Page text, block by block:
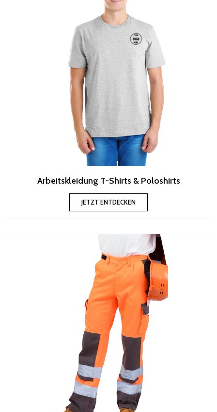
Arbeitskleidung T-Shirts & Poloshirts
JETZT ENTDECKEN